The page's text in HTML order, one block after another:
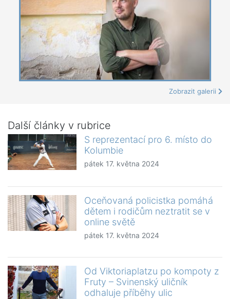
Zobrazit galerii
Další články v rubrice
S reprezentací pro 6. místo do
Kolumbie
pátek 17. května 2024
Oceňovaná policistka pomáhá
dětem i rodičům neztratit se v
online světě
pátek 17. května 2024
Od Viktoriaplatzu po kompoty z
Fruty – Svinenský uličník
odhaluje příběhy ulic